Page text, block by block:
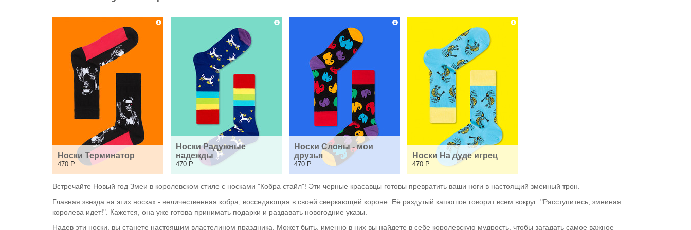
Носки Терминатор
470 Р
Носки Радужные
надежды
470 Р
Носки Слоны - мои
друзья
470 Р
Носки На дуде игрец
470 Р
Встречайте Новый год Змеи в королевском стиле с носками "Кобра стайл"! Эти черные красавцы готовы превратить ваши ноги в настоящий змеиный трон.
Главная звезда на этих носках - величественная кобра, восседающая в своей сверкающей короне. Её раздутый капюшон говорит всем вокруг: "Расступитесь, змеиная
королева идет!". Кажется, она уже готова принимать подарки и раздавать новогодние указы.
Надев эти носки, вы станете настоящим властелином праздника. Может быть, именно в них вы найдете в себе королевскую мудрость, чтобы загадать самое важное